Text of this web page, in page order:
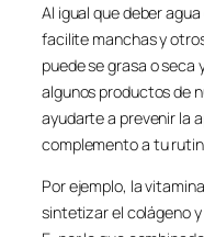
Al igual que deber
facilite manchas y
puede se grasa o
algunos productos de
ayudarte a prevenir la
complemento a tu
Por ejemplo, la
sintetizar el colágeno